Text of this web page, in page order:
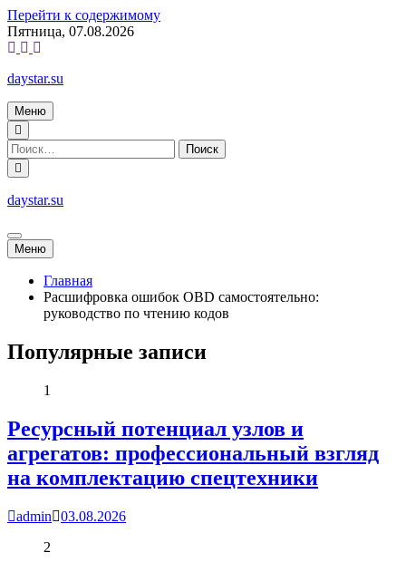
Перейти к содержимому
Пятница, 07.08.2026
daystar.su
Меню
daystar.su
Меню
Главная
Расшифровка ошибок OBD самостоятельно:
руководство по чтению кодов
Популярные записи
1
Ресурсный потенциал узлов и
агрегатов: профессиональный взгляд
на комплектацию спецтехники
admin
03.08.2026
2